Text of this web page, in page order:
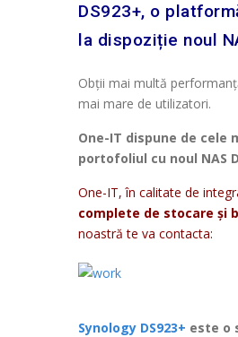
DS923+, o
la dispoziție noul
Obții mai multă
mai mare de utilizatori.
One-IT dispune de
portofoliul cu noul NAS
One-IT, în calitate de
complete de stocare și
noastră te va contacta:
Synology DS923+ este o